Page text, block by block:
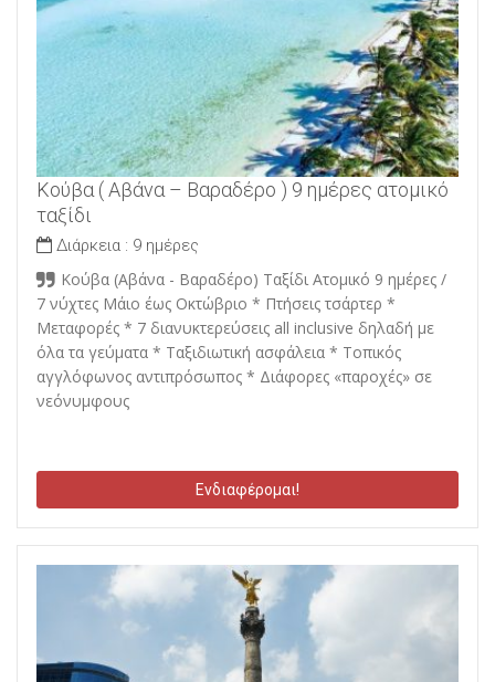
Κούβα ( Αβάνα – Βαραδέρο ) 9 ημέρες ατομικό
ταξίδι
Διάρκεια : 9 ημέρες
Κούβα (Αβάνα - Βαραδέρο) Ταξίδι Ατομικό 9 ημέρες /
7 νύχτες Μάιο έως Οκτώβριο * Πτήσεις τσάρτερ *
Mεταφορές * 7 διανυκτερεύσεις all inclusive δηλαδή με
όλα τα γεύματα * Ταξιδιωτική ασφάλεια * Τοπικός
αγγλόφωνος αντιπρόσωπος * Διάφορες «παροχές» σε
νεόνυμφους
Ενδιαφέρομαι!